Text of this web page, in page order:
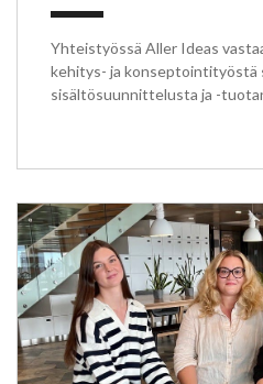
Yhteistyössä Aller Ideas
kehitys- ja konseptointityöstä
sisältösuunnittelusta ja -